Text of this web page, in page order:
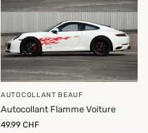
AUTOCOLLANT BEAUF
Autocollant Flamme Voiture
49.99 CHF